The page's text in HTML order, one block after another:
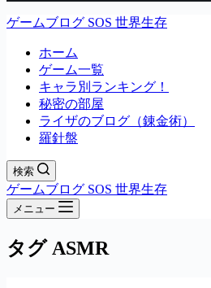
ゲームブログ SOS 世界生存
ホーム
ゲーム一覧
キャラ別ランキング！
秘密の部屋
ライザのブログ（錬金術）
羅針盤
検索
ゲームブログ SOS 世界生存
メニュー
タグASMR